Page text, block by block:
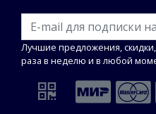
Лучшие предложения,
раза в неделю и в любой